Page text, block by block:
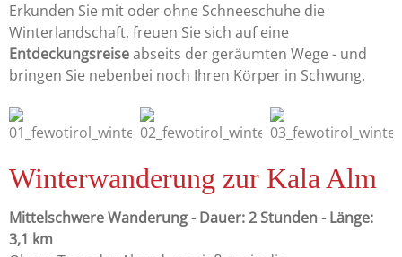
Erkunden Sie mit oder ohne Schneeschuhe die
Winterlandschaft, freuen Sie sich auf eine
Entdeckungsreiseabseits der geräumten Wege - und
bringen Sie nebenbei noch Ihren Körper in Schwung.
Winterwanderung zur Kala Alm
Mittelschwere Wanderung - Dauer: 2 Stunden - Länge:
3,1 km